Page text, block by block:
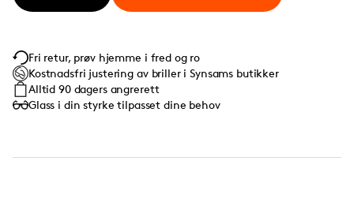
Fri retur, prøv hjemme i fred og ro
Kostnadsfri justering av briller i Synsams butikker
Alltid 90 dagers angrerett
Glass i din styrke tilpasset dine behov